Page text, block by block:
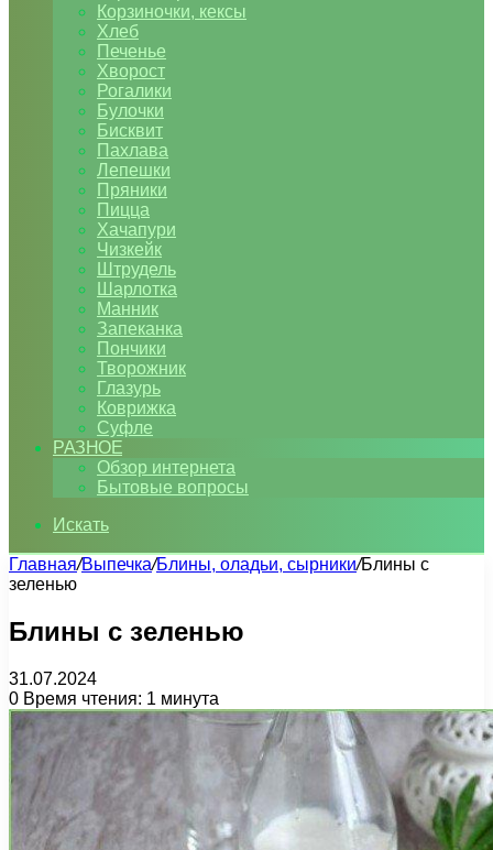
Корзиночки, кексы
Хлеб
Печенье
Хворост
Рогалики
Булочки
Бисквит
Пахлава
Лепешки
Пряники
Пицца
Хачапури
Чизкейк
Штрудель
Шарлотка
Манник
Запеканка
Пончики
Творожник
Глазурь
Коврижка
Суфле
РАЗНОЕ
Обзор интернета
Бытовые вопросы
Искать
Главная/Выпечка/Блины, оладьи, сырники/Блины с
зеленью
Блины с зеленью
31.07.2024
0 Время чтения: 1 минута